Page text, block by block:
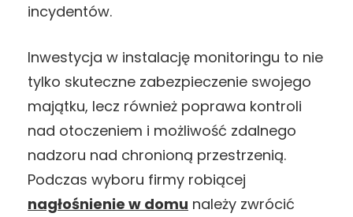
incydentów.
Inwestycja w instalację monitoringu to nie
tylko skuteczne zabezpieczenie swojego
majątku, lecz również poprawa kontroli
nad otoczeniem i możliwość zdalnego
nadzoru nad chronioną przestrzenią.
Podczas wyboru firmy robiącej
nagłośnienie w domu należy zwrócić